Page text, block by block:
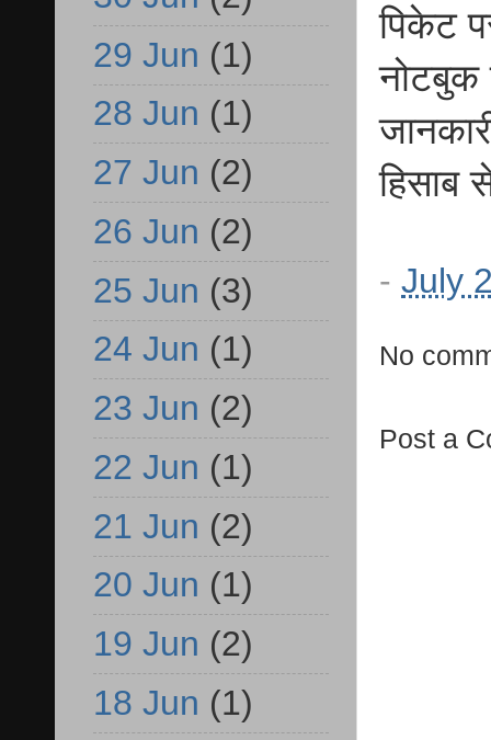
पिकेट
नोटबुक
हिसाब
- July
No
Post a
29 Jun (1)
28 Jun (1)
27 Jun (2)
26 Jun (2)
25 Jun (3)
24 Jun (1)
23 Jun (2)
22 Jun (1)
21 Jun (2)
20 Jun (1)
19 Jun (2)
18 Jun (1)